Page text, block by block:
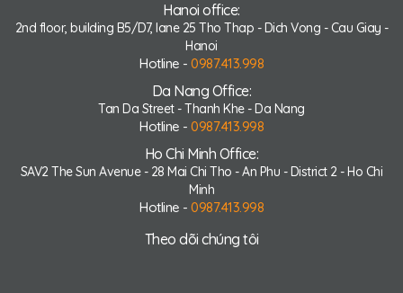
Hanoi office:
2nd floor, building B5/D7, lane 25 Tho Thap - Dich Vong - Cau Giay -
Hanoi
Hotline - 0987.413.998
Da Nang Office:
Tan Da Street - Thanh Khe - Da Nang
Hotline - 0987.413.998
Ho Chi Minh Office:
SAV2 The Sun Avenue - 28 Mai Chi Tho - An Phu - District 2 - Ho Chi
Minh
Hotline - 0987.413.998
Theo dõi chúng tôi